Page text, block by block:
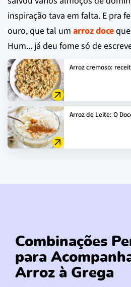
inspiração tava em falta. E pra
ouro, que tal um arroz doce
Hum... já deu fome só de
Arroz cremoso:
Arroz de Leite: O
Combinações
para
Arroz à Grega